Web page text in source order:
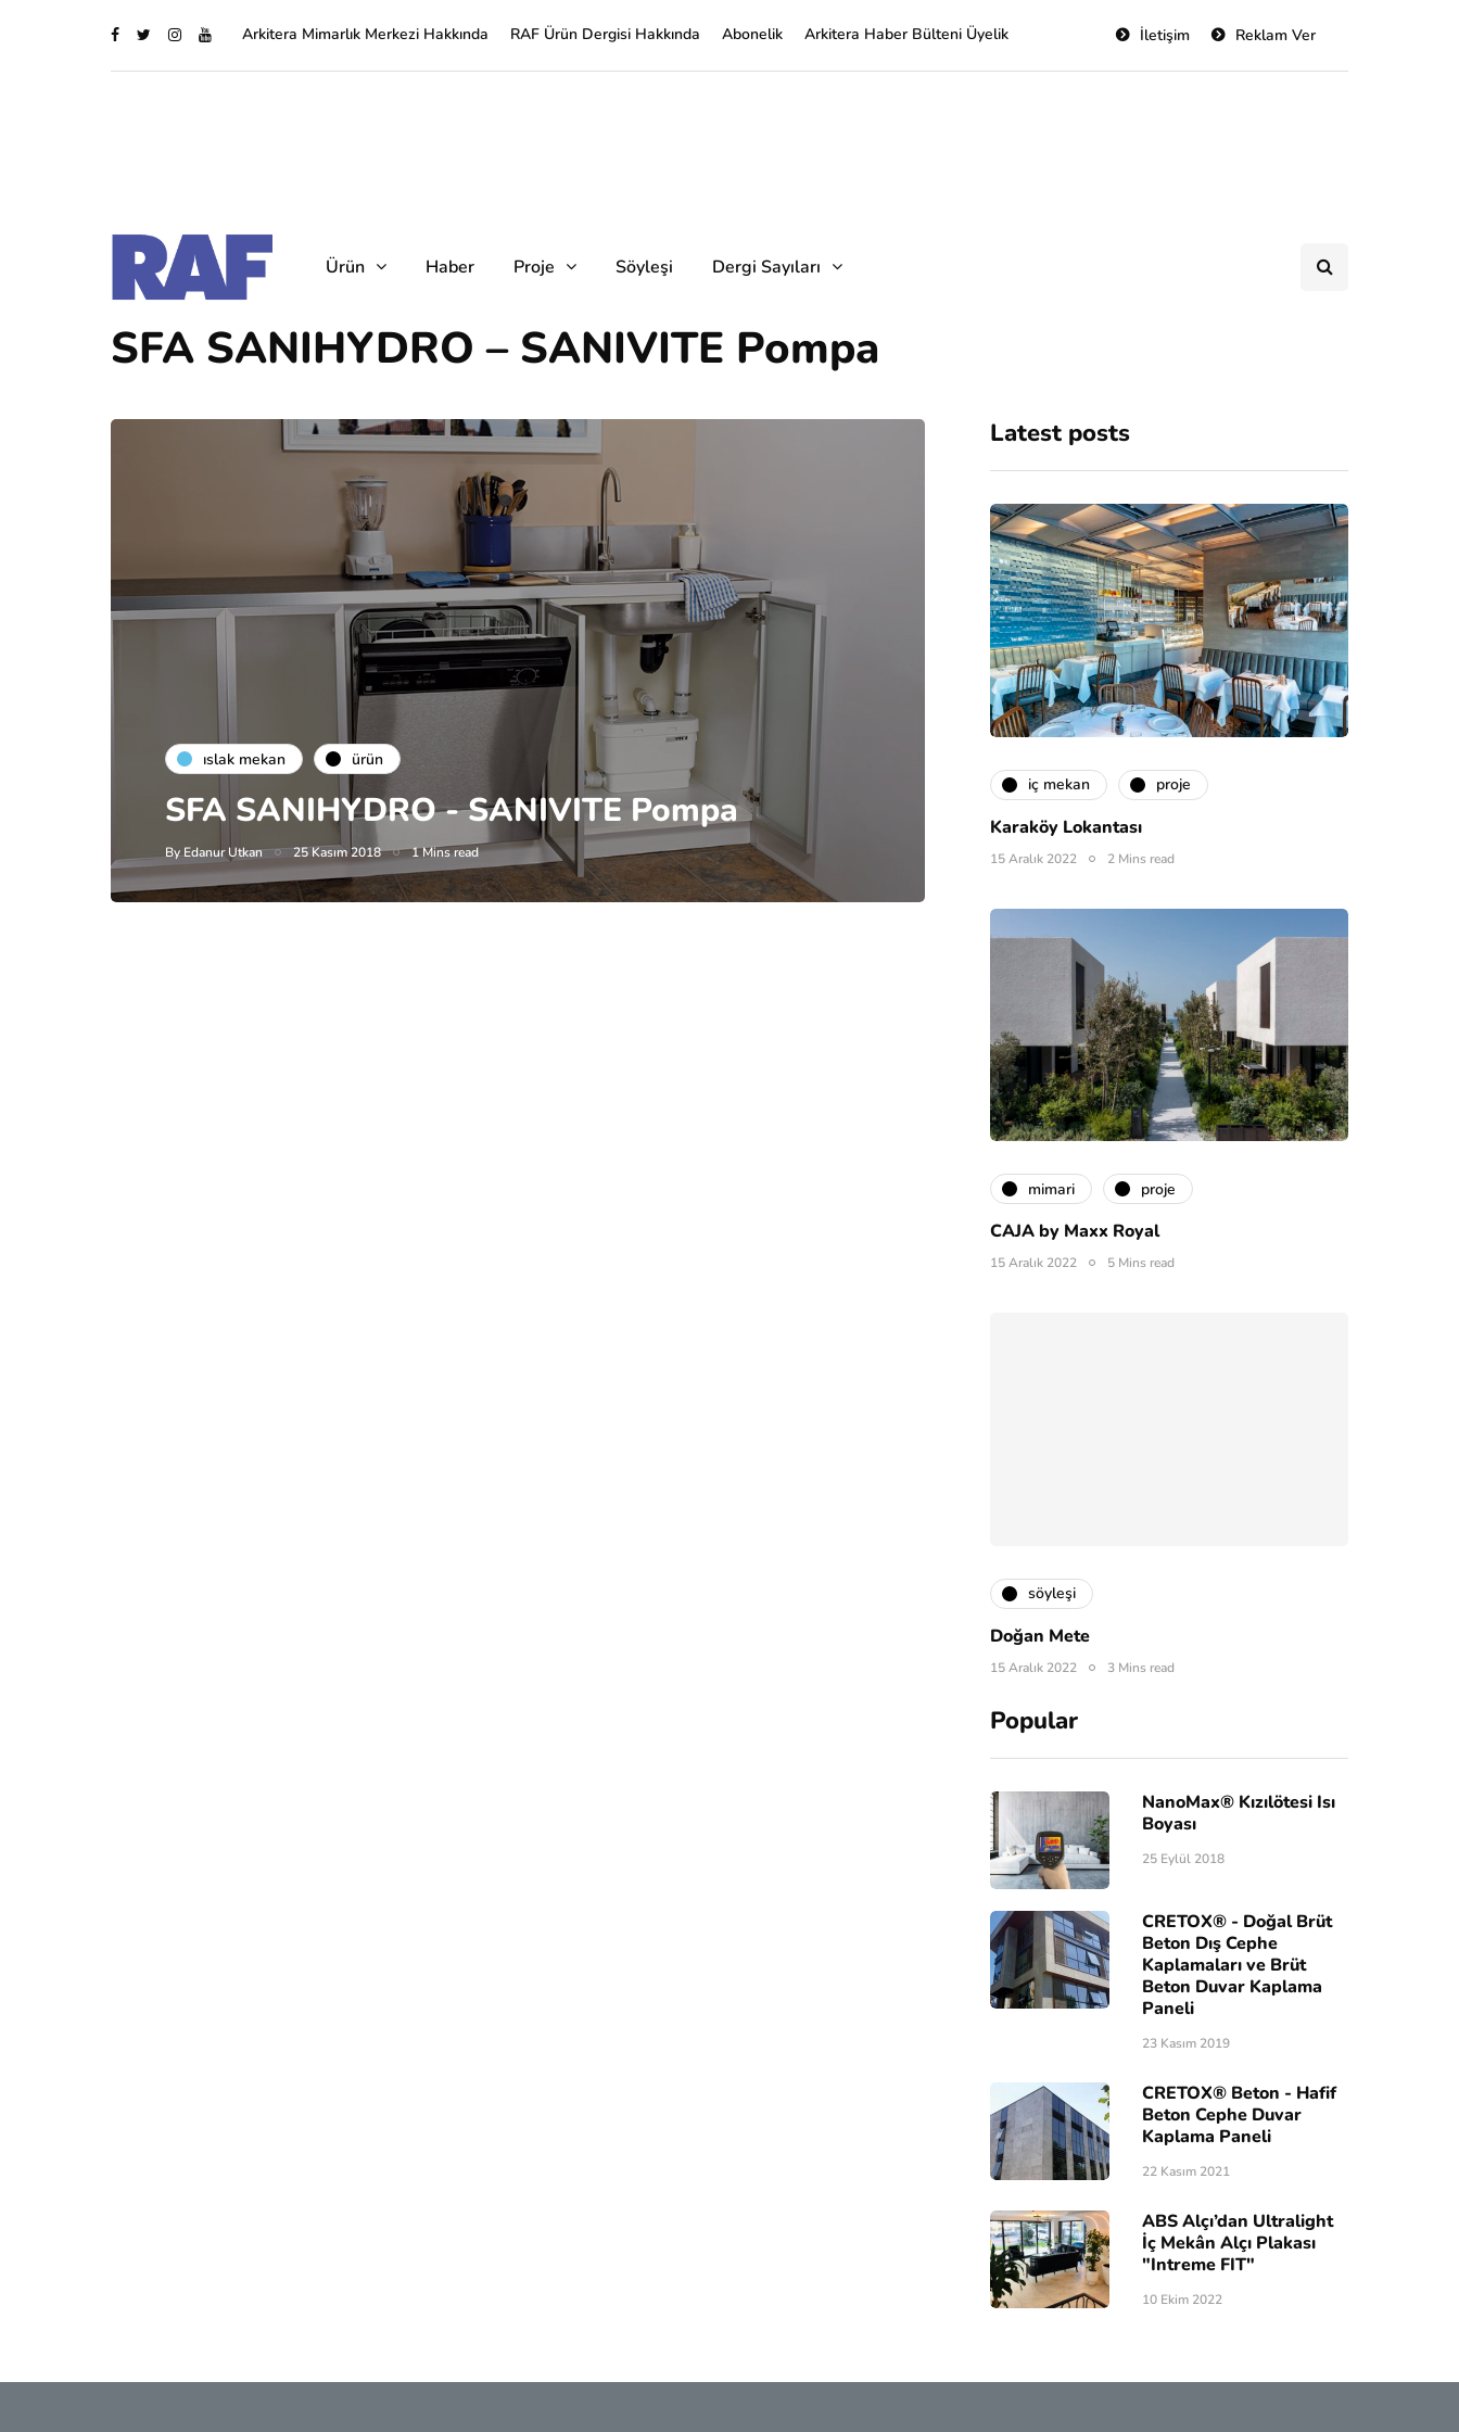
Arkitera Mimarlık Merkezi Hakkında RAF Ürün Dergisi Hakkında Abonelik Arkitera Haber Bülteni Üyelik Reklam Ver
İletişim
Ürün Haber Proje Söyleşi Dergi Sayıları
SFA SANIHYDRO – SANIVITE Pompa
islak mekan ürün
SFA SANIHYDRO - SANIVITE Pompa
ByEdanur Utkan 25 Kasım 2018 1 Mins read
Latest posts
i̇ç mekan proje
Karaköy Lokantası
15 Aralık 2022 2 Mins read
mimari proje
CAJA by Maxx Royal
15 Aralık 2022 5 Mins read
söyleşi
Doğan Mete
15 Aralık 2022 3 Mins read
Popular
NanoMax® Kızılötesi Isı
Boyası
25 Eylül 2018
CRETOX® - Doğal Brüt
Beton Dış Cephe
Kaplamaları ve Brüt
Beton Duvar Kaplama
Paneli
23 Kasım 2019
CRETOX® Beton - Hafif
Beton Cephe Duvar
Kaplama Paneli
22 Kasım 2021
ABS Alçı’dan Ultralight
İç Mekân Alçı Plakası
"Intreme FIT"
10 Ekim 2022